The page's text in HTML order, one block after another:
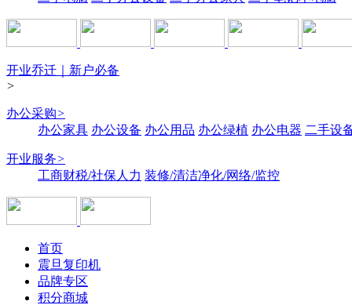
开业乔迁｜新户必备
>
办公采购>
办公家具 办公设备 办公用品 办公绿植 办公电器 二手设
开业服务>
工商财税/社保人力 装修/清洁净化/网络/监控
首页
震旦复印机
品牌专区
积分商城